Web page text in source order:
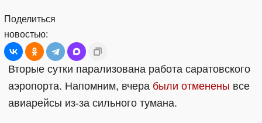
Поделиться
новостью:
Вторые сутки парализована работа саратовского
аэропорта. Напомним, вчера были отменены все
авиарейсы из-за сильного тумана.